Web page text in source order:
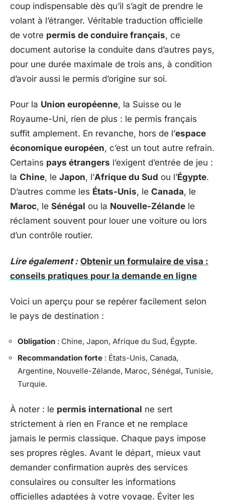
coup indispensable dès qu’il s’agit de prendre le
volant à l’étranger. Véritable traduction officielle
de votre permis de conduire français, ce
document autorise la conduite dans d’autres pays,
pour une durée maximale de trois ans, à condition
d’avoir aussi le permis d’origine sur soi.
Pour la Union européenne, la Suisse ou le
Royaume-Uni, rien de plus : le permis français
suffit amplement. En revanche, hors de l’espace
économique européen, c’est un tout autre refrain.
Certains pays étrangers l’exigent d’entrée de jeu :
la Chine, le Japon, l’Afrique du Sud ou l’Égypte.
D’autres comme les États-Unis, le Canada, le
Maroc, le Sénégal ou la Nouvelle-Zélande le
réclament souvent pour louer une voiture ou lors
d’un contrôle routier.
Lire également : Obtenir un formulaire de visa :
conseils pratiques pour la demande en ligne
Voici un aperçu pour se repérer facilement selon
le pays de destination :
Obligation : Chine, Japon, Afrique du Sud, Égypte.
Recommandation forte : États-Unis, Canada,
Argentine, Nouvelle-Zélande, Maroc, Sénégal, Tunisie,
Turquie.
À noter : le permis international ne sert
strictement à rien en France et ne remplace
jamais le permis classique. Chaque pays impose
ses propres règles. Avant le départ, mieux vaut
demander confirmation auprès des services
consulaires ou consulter les informations
officielles adaptées à votre voyage. Éviter les